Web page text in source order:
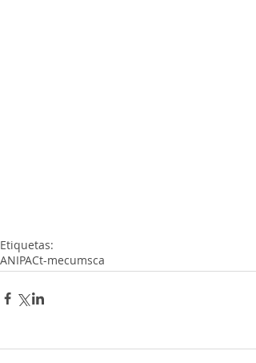
Etiquetas:
ANIPACt-mecumsca